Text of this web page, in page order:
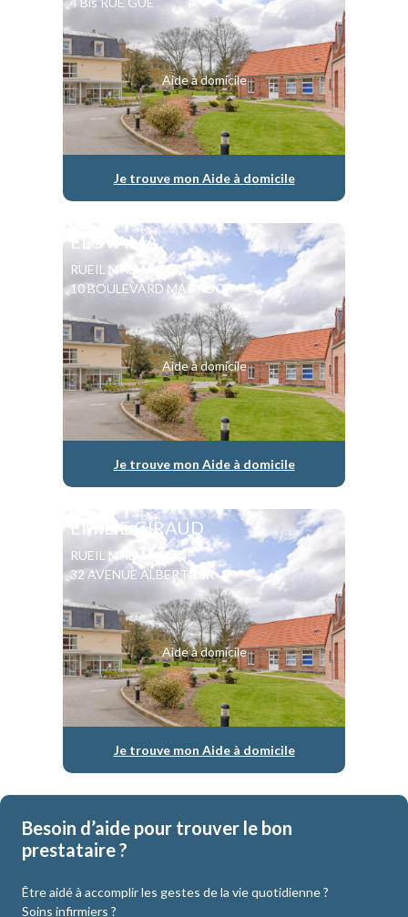
Aide à domicile
Je trouve mon Aide à domicile
ELOVAMA
RUEIL MALMAISON
10 BOULEVARD MAR FOCH
Aide à domicile
Je trouve mon Aide à domicile
EMILIE GIRAUD
RUEIL MALMAISON
32 AVENUE ALBERT 1ER
Aide à domicile
Je trouve mon Aide à domicile
Besoin d’aide pour trouver le bon
prestataire ?
Être aidé à accomplir les gestes de la vie quotidienne ?
Soins infirmiers ?